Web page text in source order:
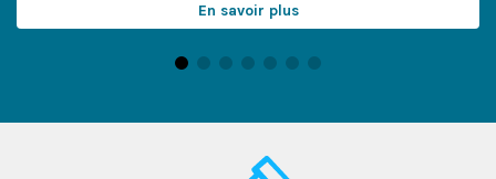
En savoir plus